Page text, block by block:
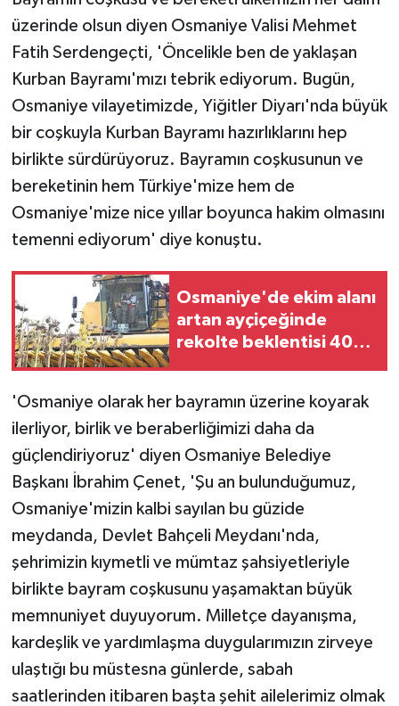
üzerinde olsun diyen Osmaniye Valisi Mehmet
Fatih Serdengeçti, 'Öncelikle ben de yaklaşan
Kurban Bayramı'mızı tebrik ediyorum. Bugün,
Osmaniye vilayetimizde, Yiğitler Diyarı'nda büyük
bir coşkuyla Kurban Bayramı hazırlıklarını hep
birlikte sürdürüyoruz. Bayramın coşkusunun ve
bereketinin hem Türkiye'mize hem de
Osmaniye'mize nice yıllar boyunca hakim olmasını
temenni ediyorum' diye konuştu.
Osmaniye'de ekim alanı
artan ayçiçeğinde
rekolte beklentisi 40
'Osmaniye olarak her bayramın üzerine koyarak
ilerliyor, birlik ve beraberliğimizi daha da
güçlendiriyoruz' diyen Osmaniye Belediye
Başkanı İbrahim Çenet, 'Şu an bulunduğumuz,
Osmaniye'mizin kalbi sayılan bu güzide
meydanda, Devlet Bahçeli Meydanı'nda,
şehrimizin kıymetli ve mümtaz şahsiyetleriyle
birlikte bayram coşkusunu yaşamaktan büyük
memnuniyet duyuyorum. Milletçe dayanışma,
kardeşlik ve yardımlaşma duygularımızın zirveye
ulaştığı bu müstesna günlerde, sabah
saatlerinden itibaren başta şehit ailelerimiz olmak